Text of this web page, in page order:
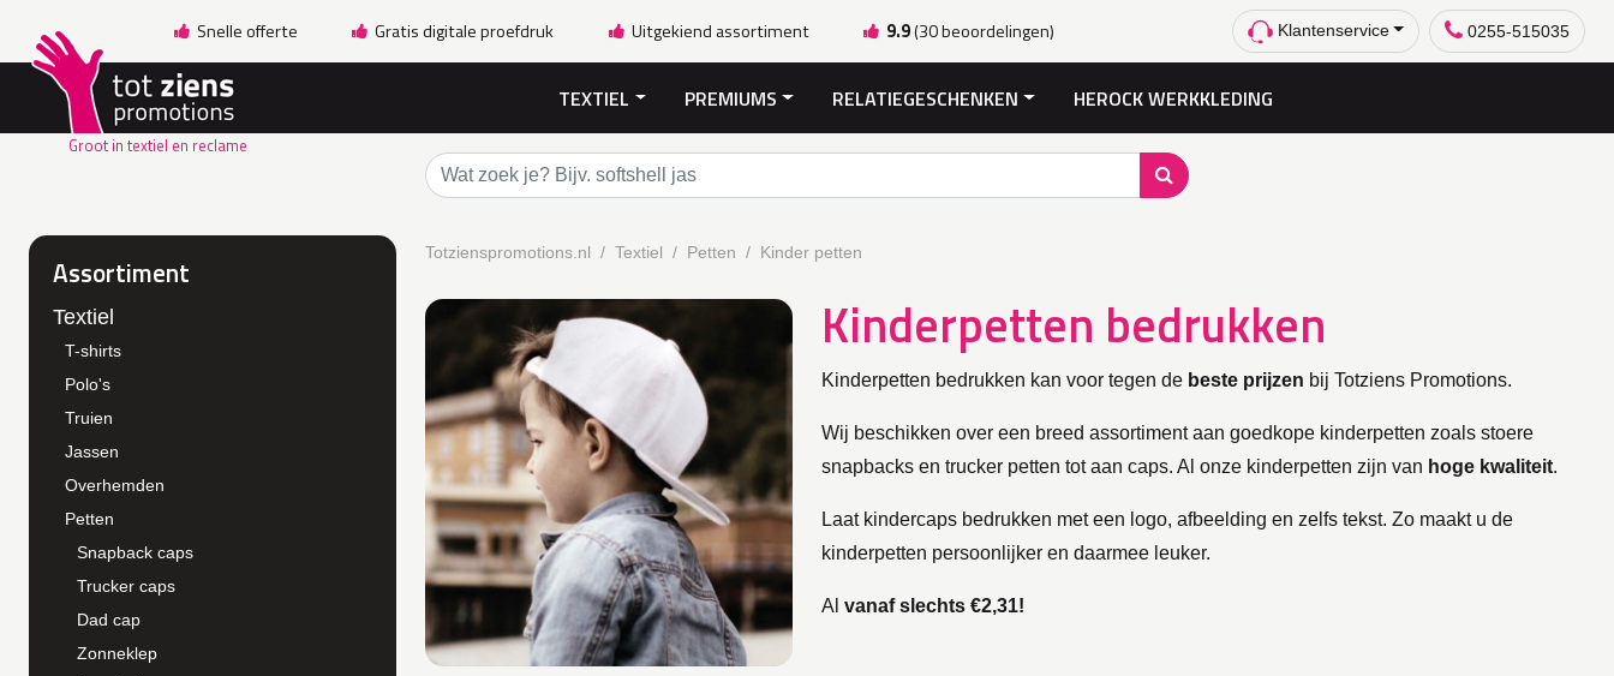
Snelle offerte Gratis digitale proefdruk Uitgekiend assortiment 9.9(30 beoordelingen) Klantenservice 0255-515035
Groot in textiel en reclame
TEXTIEL PREMIUMS RELATIEGESCHENKEN HEROCK WERKKLEDING
Assortiment
Textiel
T-shirts
Polo's
Truien
Jassen
Overhemden
Petten
Snapback caps
Trucker caps
Dad cap
Zonneklep
Totzienspromotions.nl Textiel Petten Kinder petten
Kinderpetten bedrukken
Kinderpetten bedrukken kan voor tegen de beste prijzen bij Totziens Promotions.
Wij beschikken over een breed assortiment aan goedkope kinderpetten zoals stoere
snapbacks en trucker petten tot aan caps. Al onze kinderpetten zijn van hoge kwaliteit.
Laat kindercaps bedrukken met een logo, afbeelding en zelfs tekst. Zo maakt u de
kinderpetten persoonlijker en daarmee leuker.
Al vanaf slechts €2,31!